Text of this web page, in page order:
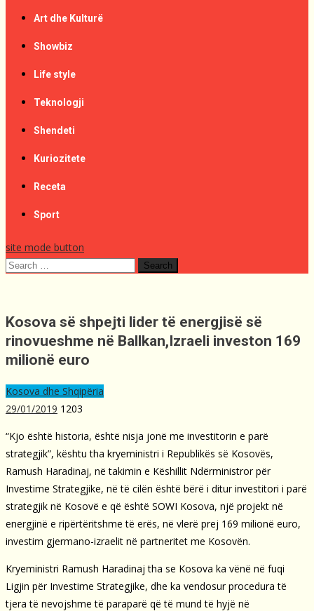
Art dhe Kulturë
Showbiz
Life style
Teknologji
Shendeti
Kuriozitete
Receta
Sport
site mode button
Search
Kosova së shpejti lider të energjisë së
rinovueshme në Ballkan,Izraeli investon 169
milionë euro
Kosova dhe Shqipëria
29/01/2019 1203
“Kjo është historia, është nisja jonë me investitorin e parë
strategjik”, kështu tha kryeministri i Republikës së Kosovës,
Ramush Haradinaj, në takimin e Këshillit Ndërministror për
Investime Strategjike, në të cilën është bërë i ditur investitori i parë
strategjik në Kosovë e që është SOWI Kosova, një projekt në
energjinë e ripërtëritshme të erës, në vlerë prej 169 milionë euro,
investim gjermano-izraelit në partneritet me Kosovën.
Kryeministri Ramush Haradinaj tha se Kosova ka vënë në fuqi
Ligjin për Investime Strategjike, dhe ka vendosur procedura të
tjera të nevojshme të paraparë që të mund të hyjë në